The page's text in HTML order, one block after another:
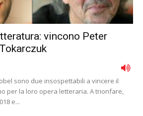
vincono Peter
sono due insospettabili a vincere il
per la loro opera letteraria. A trionfare,
e...